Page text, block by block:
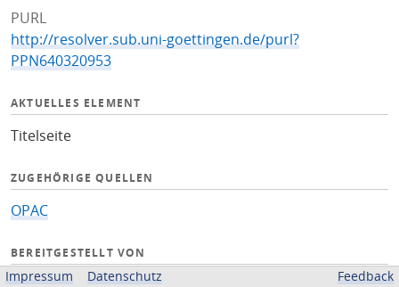
PURL
http://resolver.sub.uni-goettingen.de/purl?
PPN640320953
AKTUELLES ELEMENT
Titelseite
ZUGEHÖRIGE QUELLEN
OPAC
BEREITGESTELLT VON
Impressum Datenschutz Feedback